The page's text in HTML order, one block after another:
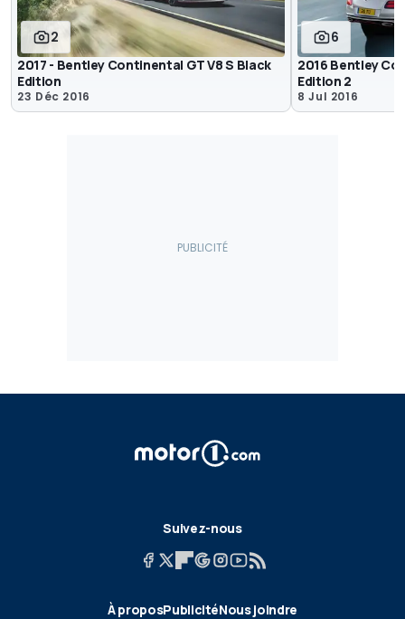
2
2017 - Bentley Continental GT V8 S Black
Edition
23 Déc 2016
6
2016 Bentley
Edition 2
8 Jul 2016
Suivez-nous
À proposPublicitéNous joindre